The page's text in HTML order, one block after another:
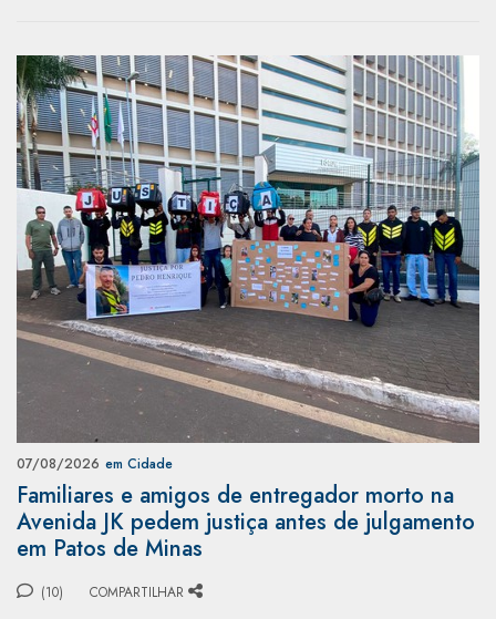
07/08/2026 em Cidade
Familiares e amigos de entregador morto na
Avenida JK pedem justiça antes de julgamento
em Patos de Minas
(10) COMPARTILHAR